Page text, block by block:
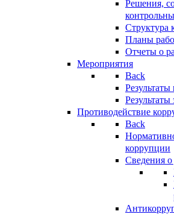
Решения,
Структура
Планы
Отчеты о
Мероприятия
Back
Противодействие
Back
коррупции
Сведения о